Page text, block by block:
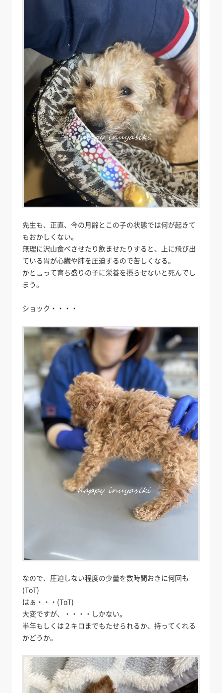
先生も、正直、今の月齢とこの子の状態では何が起きて
もおかしくない。
無理に沢山食べさせたり飲ませたりすると、上に飛び出
ている胃が心臓や肺を圧迫するので苦しくなる。
かと言って育ち盛りの子に栄養を摂らせないと死んでし
まう。
ショック・・・・
なので、圧迫しない程度の少量を数時間おきに何回も
(ToT)
はぁ・・・(ToT)
大変ですが、・・・・しかない。
半年もしくは２キロまでもたせられるか、持ってくれる
かどうか。